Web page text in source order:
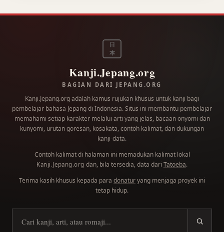
日
本
Kanji.Jepang.org
BAGIAN DARI JEPANG.ORG
Kanji.Jepang.org adalah kamus rujukan khusus untuk kanji bagi
pembelajar bahasa Jepang di Indonesia. Situs ini membantu pembelajar
memahami setiap karakter melalui arti yang jelas, bacaan onyomi dan
kunyomi, urutan goresan, kosakata, contoh kalimat, dan dukungan
kanji-data.
Contoh kalimat di halaman ini memadukan kalimat lokal
Kanji.Jepang.org dan, bila tersedia, data dari Tatoeba.
Terima kasih khusus kepada para donaturyang menjaga proyek ini
tetap hidup.
Cari kanji